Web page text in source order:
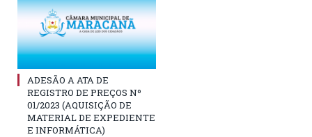
ADESÃO A ATA DE
REGISTRO DE PREÇOS Nº
01/2023 (AQUISIÇÃO DE
MATERIAL DE EXPEDIENTE
E INFORMÁTICA)